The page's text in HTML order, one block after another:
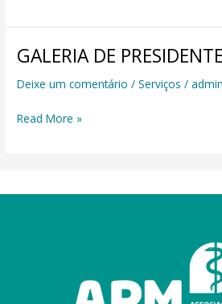
GALERIA DE
Deixe um comentário /Serviços /admin
GALERIA
PRESIDENTES
Read More »